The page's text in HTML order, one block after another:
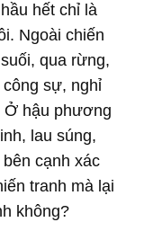
hết chỉ là
Ngoài chiến
qua rừng,
sự, nghỉ
Ở hậu phương
lau súng,
cạnh xác
tranh mà lại
không?